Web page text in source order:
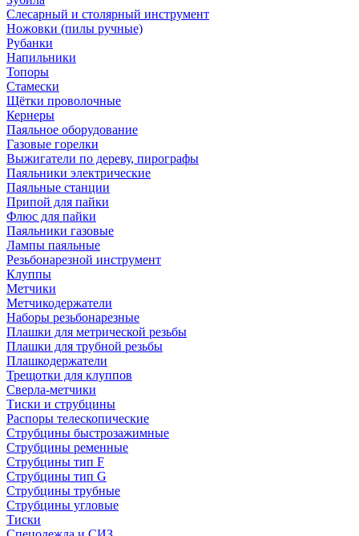
Слесарный и столярный инструмент
Ножовки (пилы ручные)
Рубанки
Напильники
Топоры
Стамески
Щётки проволочные
Кернеры
Паяльное оборудование
Газовые горелки
Выжигатели по дереву, пирографы
Паяльники электрические
Паяльные станции
Припой для пайки
Флюс для пайки
Паяльники газовые
Лампы паяльные
Резьбонарезной инструмент
Клуппы
Метчики
Метчикодержатели
Наборы резьбонарезные
Плашки для метрической резьбы
Плашки для трубной резьбы
Плашкодержатели
Трещотки для клуппов
Сверла-метчики
Тиски и струбцины
Распоры телескопические
Струбцины быстрозажимные
Струбцины ременные
Струбцины тип F
Струбцины тип G
Струбцины трубные
Струбцины угловые
Тиски